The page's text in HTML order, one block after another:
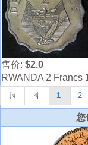
售价: $2.0
RWANDA 2 Francs
1 2
您